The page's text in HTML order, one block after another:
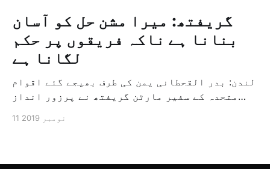
گریفتھ: میرا مشن حل کو آسان
بنانا ہے ناکہ فریقوں پر حکم
لگانا ہے
لندن: بدر القحطانی یمن کی طرف بھیجے گئے اقوام
متحدہ کے سفیر مارٹن گریفتھ نے پرزور انداز
ثالثی اور اس کشمکش کی حدبندی کرنے کے لئے ایک
11 نومبر 2019